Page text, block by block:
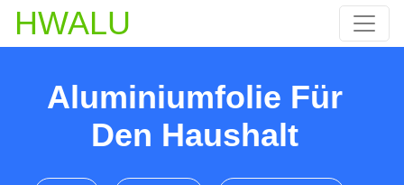
HWALU
Aluminiumfolie Für
Den Haushalt